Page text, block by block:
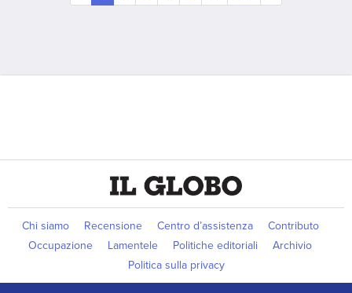
Chi siamo Recensione Centro d’assistenza
Contributo
Occupazione
Lamentele Politiche editoriali
Archivio
Politica sulla privacy